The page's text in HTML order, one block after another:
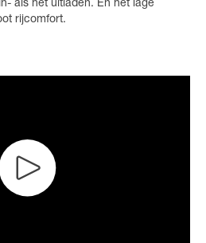
als het uitladen. En het lage
rijcomfort.